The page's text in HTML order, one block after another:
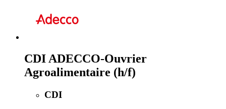
CDI ADECCO-Ouvrier
Agroalimentaire (h/f)
CDI